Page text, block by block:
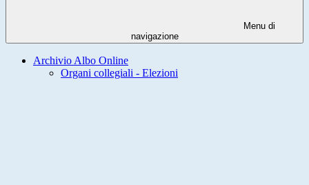
Menu di
navigazione
Archivio Albo Online
Organi collegiali - Elezioni